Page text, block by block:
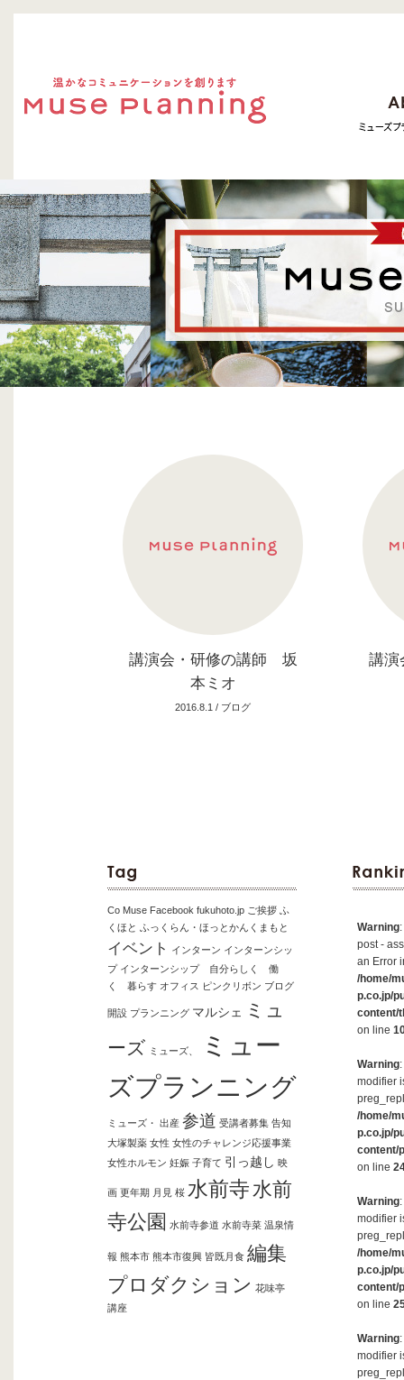
講演会・研修の講師 坂
本ミオ
2016.8.1 / ブログ
講
Co Muse Facebook fukuhoto.jp ご挨拶 ふ
くほと ふっくらん・ほっとかんくまもと
イベント インターン インターンシッ
プ インターンシップ 自分らしく 働
く 暮らす オフィス ピンクリボン ブログ
開設 プランニング マルシェ
ミュ
ーズ ミューズ、
ミュー
ズプランニング
ミューズ・ 出産 参道 受講者募集 告知
大塚製薬 女性 女性のチャレンジ応援事業
女性ホルモン 妊娠 子育て 引っ越し 映
画 更年期 月見 桜 水前寺 水前
寺公園 水前寺参道 水前寺菜 温泉情
報 熊本市 熊本市復興 皆既月食 編集
プロダクション 花味亭
講座
Warning
post -
an Error
/home/
p.co.jp/
content/
on line
Warning
modifier
/home/
p.co.jp/
content/
on line
Warning
modifier
/home/
p.co.jp/
content/
on line
Warning
modifier